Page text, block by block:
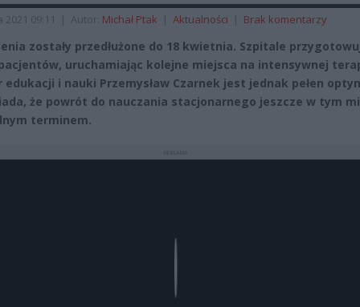
09:11 | Autor: Michał Ptak | Aktualności | Brak komentarzy
zostały przedłużone do 18 kwietnia. Szpitale
uruchamiając kolejne miejsca na intensywnej
edukacji i nauki Przemysław Czarnek jest jednak pełen
że powrót do nauczania stacjonarnego jeszcze w tym
terminem.